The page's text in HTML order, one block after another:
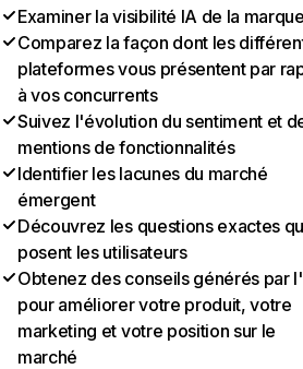
Examiner la visibilité IA de la
Comparez la façon dont les
plateformes vous présentent par
à vos concurrents
Suivez l'évolution du sentiment et
mentions de fonctionnalités
Identifier les lacunes du marché
émergent
Découvrez les questions exactes
posent les utilisateurs
Obtenez des conseils générés par
pour améliorer votre produit, votre
marketing et votre position sur le
marché